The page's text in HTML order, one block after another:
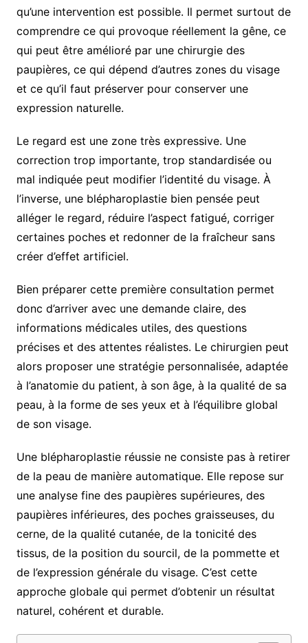
qu’une intervention est possible. Il permet surtout de
comprendre ce qui provoque réellement la gêne, ce
qui peut être amélioré par une chirurgie des
paupières, ce qui dépend d’autres zones du visage
et ce qu’il faut préserver pour conserver une
expression naturelle.
Le regard est une zone très expressive. Une
correction trop importante, trop standardisée ou
mal indiquée peut modifier l’identité du visage. À
l’inverse, une blépharoplastie bien pensée peut
alléger le regard, réduire l’aspect fatigué, corriger
certaines poches et redonner de la fraîcheur sans
créer d’effet artificiel.
Bien préparer cette première consultation permet
donc d’arriver avec une demande claire, des
informations médicales utiles, des questions
précises et des attentes réalistes. Le chirurgien peut
alors proposer une stratégie personnalisée, adaptée
à l’anatomie du patient, à son âge, à la qualité de sa
peau, à la forme de ses yeux et à l’équilibre global
de son visage.
Une blépharoplastie réussie ne consiste pas à retirer
de la peau de manière automatique. Elle repose sur
une analyse fine des paupières supérieures, des
paupières inférieures, des poches graisseuses, du
cerne, de la qualité cutanée, de la tonicité des
tissus, de la position du sourcil, de la pommette et
de l’expression générale du visage. C’est cette
approche globale qui permet d’obtenir un résultat
naturel, cohérent et durable.